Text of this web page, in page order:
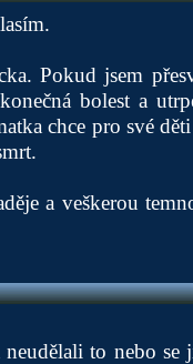
Pokud jsem
bolest a
chce pro své
a veškerou
to nebo